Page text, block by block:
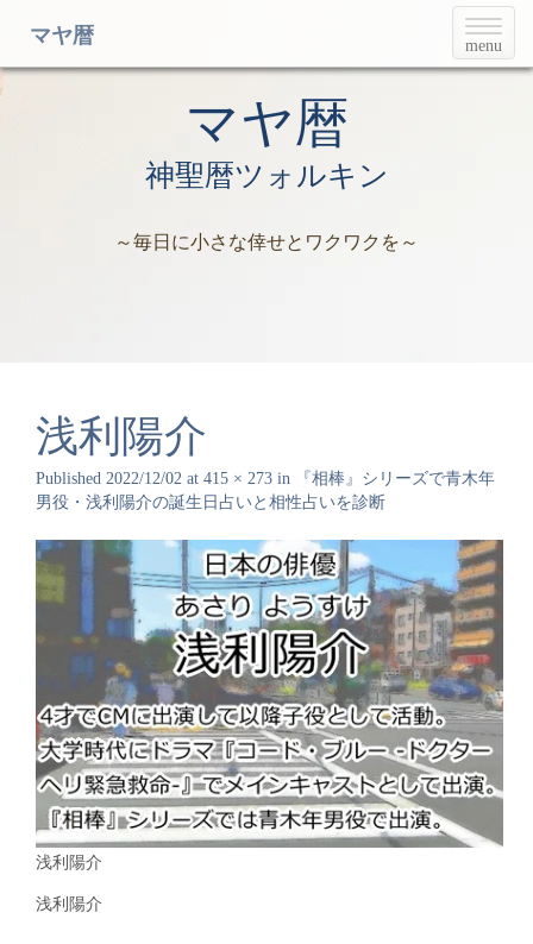
T
o
g
menu
マヤ暦
マヤ暦
神聖暦ツォルキン
～毎日に小さな倖せとワクワクを～
浅利陽介
Published 2022/12/02 at 415 × 273 in
『相棒』シリーズで青木年
男役・浅利陽介の誕生日占いと相性占いを診断
浅利陽介
浅利陽介